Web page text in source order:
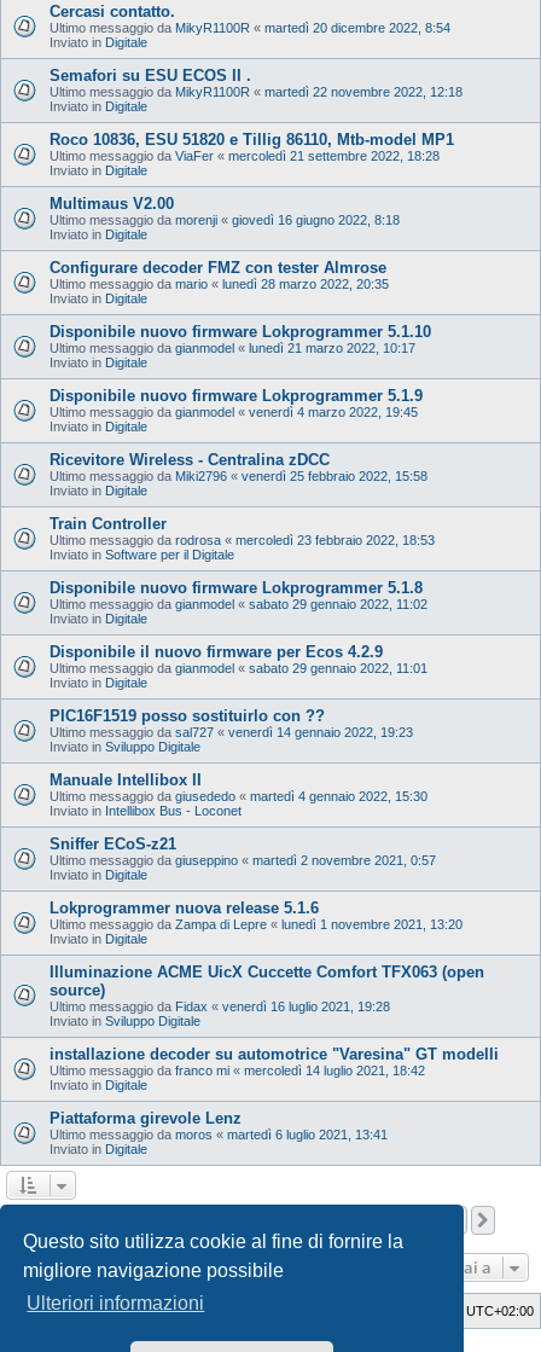
Questo sito utilizza cookie al fine di fornire la
migliore navigazione possibile
Ulteriori informazioni
Cercasi contatto.
Ultimo messaggio da MikyR1100R « martedì 20 dicembre 2022, 8:54
Inviato in Digitale
Semafori su ESU ECOS II .
Ultimo messaggio da MikyR1100R « martedì 22 novembre 2022, 12:18
Inviato in Digitale
Roco 10836, ESU 51820 e Tillig 86110, Mtb-model MP1
Ultimo messaggio da ViaFer « mercoledì 21 settembre 2022, 18:28
Inviato in Digitale
Multimaus V2.00
Ultimo messaggio da morenji « giovedì 16 giugno 2022, 8:18
Inviato in Digitale
Configurare decoder FMZ con tester Almrose
Ultimo messaggio da mario « lunedì 28 marzo 2022, 20:35
Inviato in Digitale
Disponibile nuovo firmware Lokprogrammer 5.1.10
Ultimo messaggio da gianmodel « lunedì 21 marzo 2022, 10:17
Inviato in Digitale
Disponibile nuovo firmware Lokprogrammer 5.1.9
Ultimo messaggio da gianmodel « venerdì 4 marzo 2022, 19:45
Inviato in Digitale
Ricevitore Wireless - Centralina zDCC
Ultimo messaggio da Miki2796 « venerdì 25 febbraio 2022, 15:58
Inviato in Digitale
Train Controller
Ultimo messaggio da rodrosa « mercoledì 23 febbraio 2022, 18:53
Inviato in Software per il Digitale
Disponibile nuovo firmware Lokprogrammer 5.1.8
Ultimo messaggio da gianmodel « sabato 29 gennaio 2022, 11:02
Inviato in Digitale
Disponibile il nuovo firmware per Ecos 4.2.9
Ultimo messaggio da gianmodel « sabato 29 gennaio 2022, 11:01
Inviato in Digitale
PIC16F1519 posso sostituirlo con ??
Ultimo messaggio da sal727 « venerdì 14 gennaio 2022, 19:23
Inviato in Sviluppo Digitale
Manuale Intellibox II
Ultimo messaggio da giusededo « martedì 4 gennaio 2022, 15:30
Inviato in Intellibox Bus - Loconet
Sniffer ECoS-z21
Ultimo messaggio da giuseppino « martedì 2 novembre 2021, 0:57
Inviato in Digitale
Lokprogrammer nuova release 5.1.6
Ultimo messaggio da Zampa di Lepre « lunedì 1 novembre 2021, 13:20
Inviato in Digitale
Illuminazione ACME UicX Cuccette Comfort TFX063 (open
source)
Ultimo messaggio da Fidax « venerdì 16 luglio 2021, 19:28
Inviato in Sviluppo Digitale
installazione decoder su automotrice "Varesina" GT modelli
Ultimo messaggio da franco mi « mercoledì 14 luglio 2021, 18:42
Inviato in Digitale
Piattaforma girevole Lenz
Ultimo messaggio da moros « martedì 6 luglio 2021, 13:41
Inviato in Digitale
Vai a
Indice UTC+02:00
GTA game